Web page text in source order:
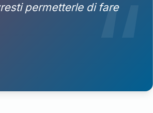
permetterle di fare